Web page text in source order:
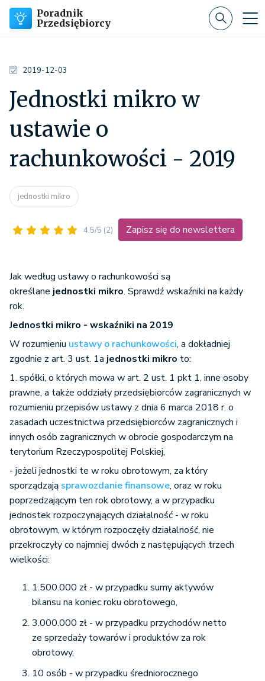
Poradnik
Przedsiębiorcy
2019-12-03
Jednostki mikro w
ustawie o
rachunkowości - 2019
jednostki mikro
4.5/5 (2) Zapisz się do newslettera
Jak według ustawy o rachunkowości są
określane jednostki mikro. Sprawdź wskaźniki na każdy
rok.
Jednostki mikro - wskaźniki na 2019
W rozumieniu ustawy o rachunkowości, a dokładniej
zgodnie z art. 3 ust. 1a jednostki mikro to:
1. spółki, o których mowa w art. 2 ust. 1 pkt 1, inne osoby
prawne, a także oddziały przedsiębiorców zagranicznych w
rozumieniu przepisów ustawy z dnia 6 marca 2018 r. o
zasadach uczestnictwa przedsiębiorców zagranicznych i
innych osób zagranicznych w obrocie gospodarczym na
terytorium Rzeczypospolitej Polskiej,
- jeżeli jednostki te w roku obrotowym, za który
sporządzają sprawozdanie finansowe, oraz w roku
poprzedzającym ten rok obrotowy, a w przypadku
jednostek rozpoczynających działalność - w roku
obrotowym, w którym rozpoczęły działalność, nie
przekroczyły co najmniej dwóch z następujących trzech
wielkości:
1.500.000 zł - w przypadku sumy aktywów
bilansu na koniec roku obrotowego,
3.000.000 zł - w przypadku przychodów netto
ze sprzedaży towarów i produktów za rok
obrotowy,
10 osób - w przypadku średniorocznego